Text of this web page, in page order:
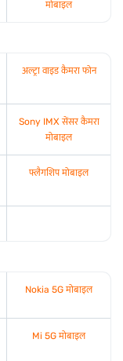
मोबाइल
अल्ट्रा वाइड कैमरा फोन
Sony IMX सेंसर कैमरा
मोबाइल
फ्लैगशिप मोबाइल
Nokia 5G मोबाइल
Mi 5G मोबाइल